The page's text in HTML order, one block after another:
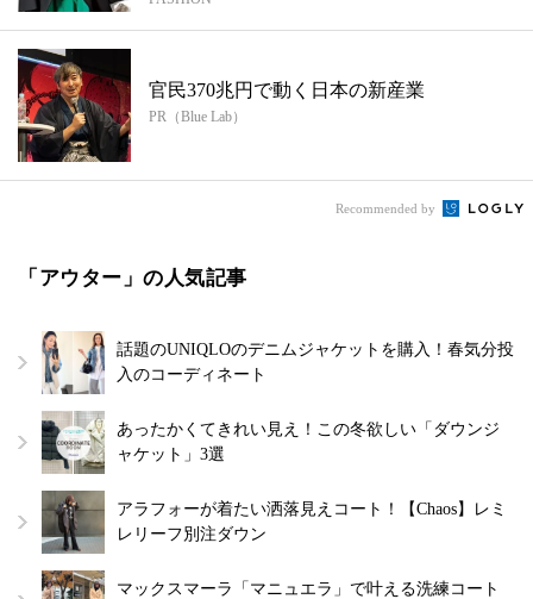
官民370兆円で動く日本の新産業
PR（Blue Lab）
Recommended by
「アウター」の人気記事
話題のUNIQLOのデニムジャケットを購入！春気分投
入のコーディネート
あったかくてきれい見え！この冬欲しい「ダウンジ
ャケット」3選
アラフォーが着たい洒落見えコート！【Chaos】レミ
レリーフ別注ダウン
マックスマーラ「マニュエラ」で叶える洗練コート